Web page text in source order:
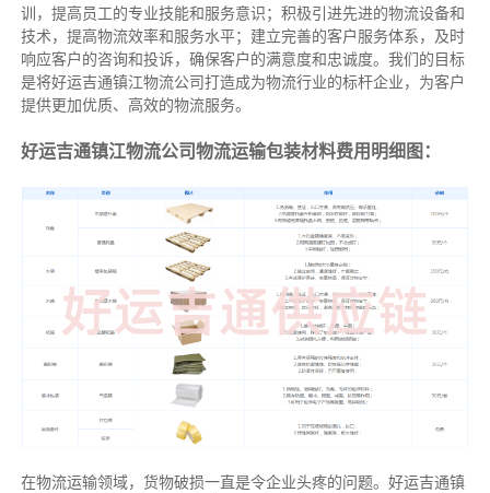
训，提高员工的专业技能和服务意识；积极引进先进的物流设备和
技术，提高物流效率和服务水平；建立完善的客户服务体系，及时
响应客户的咨询和投诉，确保客户的满意度和忠诚度。我们的目标
是将好运吉通镇江物流公司打造成为物流行业的标杆企业，为客户
提供更加优质、高效的物流服务。
好运吉通镇江物流公司物流运输包装材料费用明细图：
在物流运输领域，货物破损一直是令企业头疼的问题。好运吉通镇